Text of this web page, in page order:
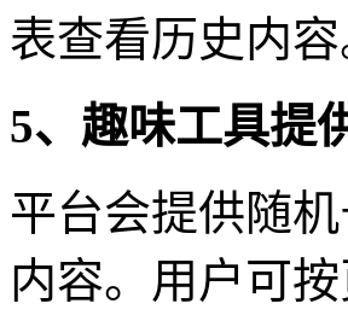
表查看历史内容
5、趣味工具提
平台会提供随
内容。用户可